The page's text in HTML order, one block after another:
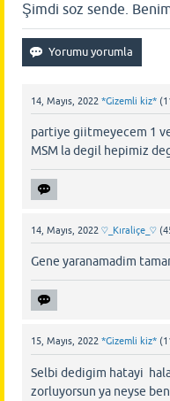
Şimdi soz sende.
14, Mayıs, 2022 *Gizemli kiz* (
partiye giitmeyecem 1
MSM la degil hepimiz
14, Mayıs, 2022 ♡_Kıraliçe_♡ (
Gene yaranamadim
15, Mayıs, 2022 *Gizemli kiz* (
Selbi dedigim hatayi
zorluyorsun ya neyse